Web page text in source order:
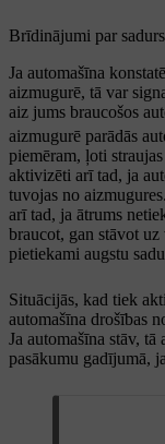
Brīdinājumi par
Ja automašīna
aizmugurē, tā var
aiz jums braucošos
aizmugurē parādās
piemēram, ļoti
aktivizēti arī tad, ja
tuvojas no
arī tad, ja ātrums
braucot, gan stāvot
pietiekami augstu
Situācijās, kad tiek
automašīna drošības
Ja automašīna stāv,
pasākumu gadījumā,